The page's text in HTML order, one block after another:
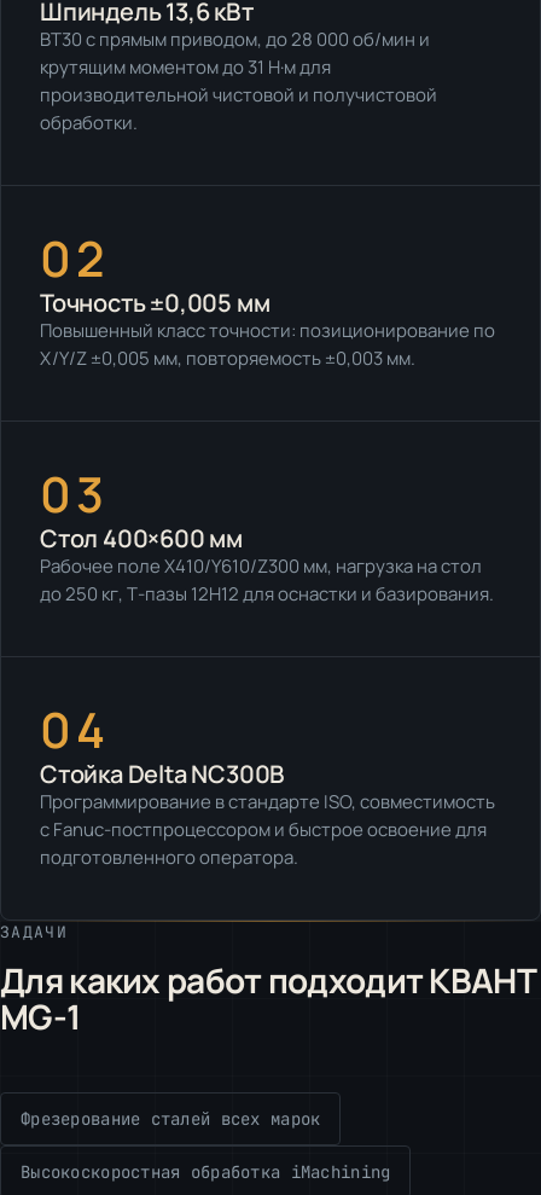
Шпиндель 13,6 кВт
BT30 с прямым приводом, до 28 000 об/мин и
крутящим моментом до 31 Н·м для
производительной чистовой и получистовой
обработки.
02
Точность ±0,005 мм
Повышенный класс точности: позиционирование по
X/Y/Z ±0,005 мм, повторяемость ±0,003 мм.
03
Стол 400×600 мм
Рабочее поле X410/Y610/Z300 мм, нагрузка на стол
до 250 кг, Т-пазы 12H12 для оснастки и базирования.
04
Стойка Delta NC300B
Программирование в стандарте ISO, совместимость
с Fanuc-постпроцессором и быстрое освоение для
подготовленного оператора.
ЗАДАЧИ
Для каких работ подходит КВАНТ
MG-1
Фрезерование сталей всех марок
Высокоскоростная обработка iMachining